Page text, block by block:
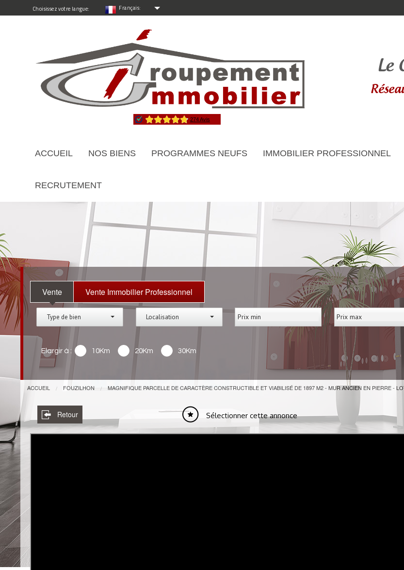
Choisissez votre langue: Français:
ACCUEIL NOS BIENS PROGRAMMES NEUFS IMMOBILIER PROFESSIONNEL
RECRUTEMENT
Vente Vente Immobilier Professionnel
Type de bien Localisation
Elargir à : 10Km 20Km 30Km
ACCUEIL FOUZILHON MAGNIFIQUE PARCELLE DE CARACTÈRE CONSTRUCTIBLE ET VIABILISÉ DE 1897 M2 - MUR ANCIEN EN PIERRE -
Retour Sélectionner cette annonce